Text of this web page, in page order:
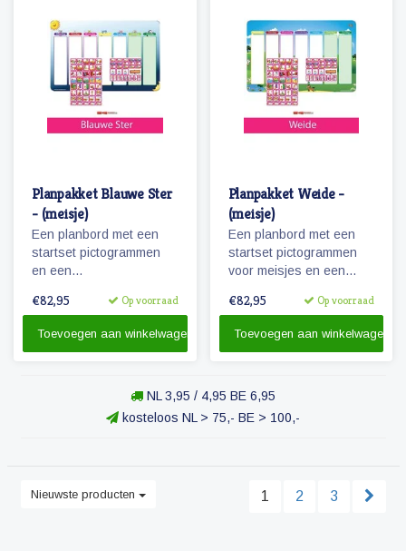
Planpakket Blauwe Ster
- (meisje)
Een planbord met een
startset pictogrammen
en een
€82,95 Op voorraad
Toevoegen aan winkelwagen
Planpakket Weide -
(meisje)
Een planbord met een
startset pictogrammen
voor meisjes en een
€82,95 Op voorraad
Toevoegen aan winkelwagen
NL 3,95 / 4,95 BE 6,95
kosteloos NL > 75,- BE > 100,-
Nieuwste producten 1 2 3